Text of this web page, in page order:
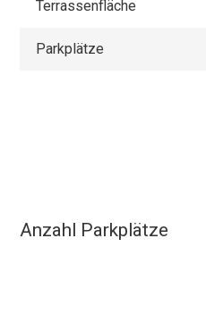
Terrassenfläche
Parkplätze
Anzahl Parkplätze